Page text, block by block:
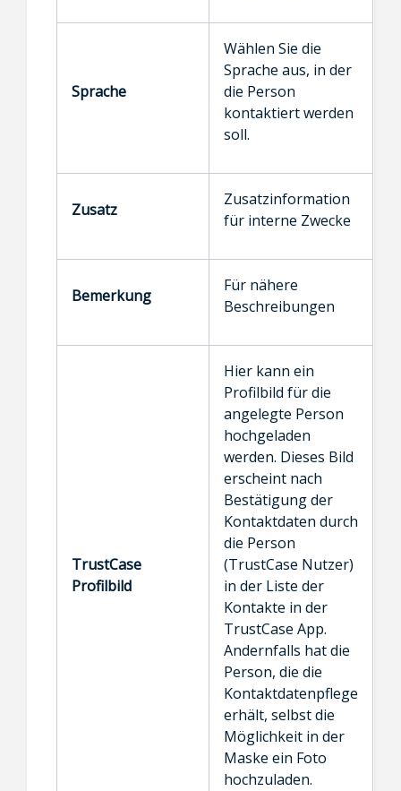
Sprache
Wählen Sie die
Sprache aus, in der
die Person
kontaktiert werden
soll.
Zusatz
Zusatzinformation
für interne Zwecke
Bemerkung
Für nähere
Beschreibungen
TrustCase
Profilbild
Hier kann ein
Profilbild für die
angelegte Person
hochgeladen
werden. Dieses Bild
erscheint nach
Bestätigung der
Kontaktdaten durch
die Person
(TrustCase Nutzer)
in der Liste der
Kontakte in der
TrustCase App.
Andernfalls hat die
Person, die die
Kontaktdatenpflege
erhält, selbst die
Möglichkeit in der
Maske ein Foto
hochzuladen.